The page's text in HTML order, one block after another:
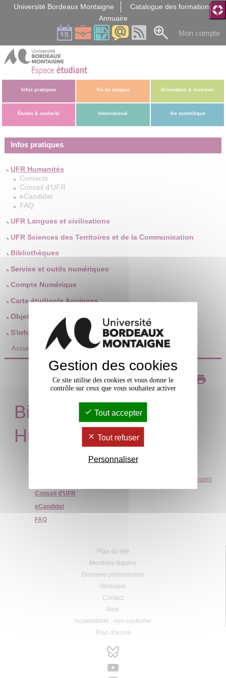
Université Bordeaux Montaigne
Catalogue des formations
Annuaire
Mon compte
Infos pratiques Vie de campus Orientation & insertion
Études & scolarité International Vie scientifique
Infos pratiques
UFR Humanités
Contacts
Conseil d'UFR
eCandidat
FAQ
UFR Langues et civilisations
UFR Sciences des Territoires et de la Communication
Bibliothèques
Service et outils numériques
Compte Numérique
Carte étudiante Aquipass
Objets trouvés
S'informer
Accueil Infos pratiques /UFR Humanités
PDF
Bienvenue à l'UFR
Humanités
Tout ouvrir
Conseil d'UFR
eCandidat
FAQ
Plan du site
Mentions légales
Données personnelles
Glossaire
Contact
Aide
Accessibilité : non conforme
Plan d'accès
Gestion des cookies
Gestion des cookies
Ce site utilise des cookies et vous donne le
contrôle sur ceux que vous souhaitez activer
Tout accepter
Tout refuser
Personnaliser